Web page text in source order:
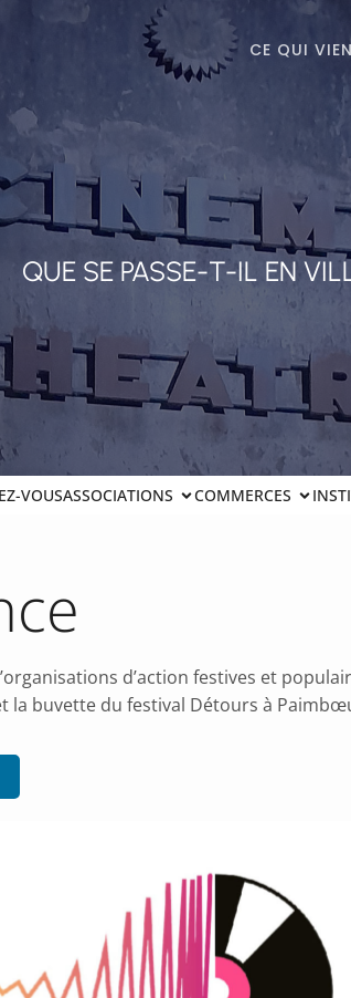
CE QUI
QUE SE PASSE-T-IL EN
VOUSASSOCIATIONS COMMERCES
d’action festives et
la buvette du festival Détours à